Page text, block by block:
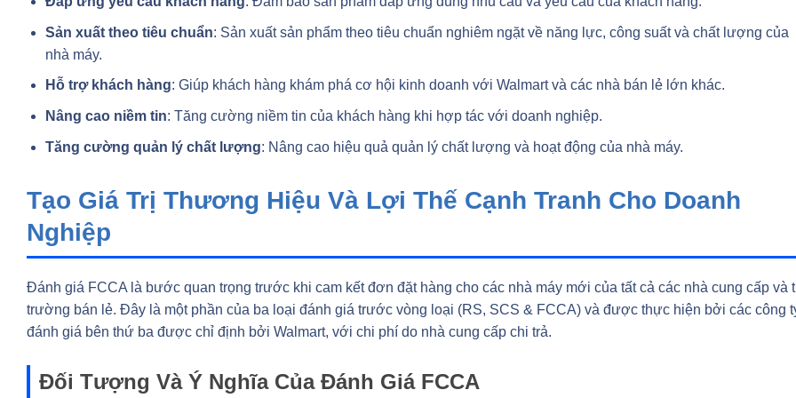
Sản xuất theo tiêu chuẩn: Sản xuất sản phẩm theo tiêu chuẩn nghiêm ngặt về năng lực, công suất và chất lượng của
nhà máy.
Hỗ trợ khách hàng: Giúp khách hàng khám phá cơ hội kinh doanh với Walmart và các nhà bán lẻ lớn khác.
Nâng cao niềm tin: Tăng cường niềm tin của khách hàng khi hợp tác với doanh nghiệp.
Tăng cường quản lý chất lượng: Nâng cao hiệu quả quản lý chất lượng và hoạt động của nhà máy.
Tạo Giá Trị Thương Hiệu Và Lợi Thế Cạnh Tranh Cho Doanh
Nghiệp
Đánh giá FCCA là bước quan trọng trước khi cam kết đơn đặt hàng cho các nhà máy mới của tất cả các nhà cung cấp và
trường bán lẻ. Đây là một phần của ba loại đánh giá trước vòng loại (RS, SCS & FCCA) và được thực hiện bởi các công
đánh giá bên thứ ba được chỉ định bởi Walmart, với chi phí do nhà cung cấp chi trả.
Đối Tượng Và Ý Nghĩa Của Đánh Giá FCCA